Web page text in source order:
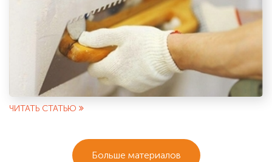
ЧИТАТЬ СТАТЬЮ
Больше материалов